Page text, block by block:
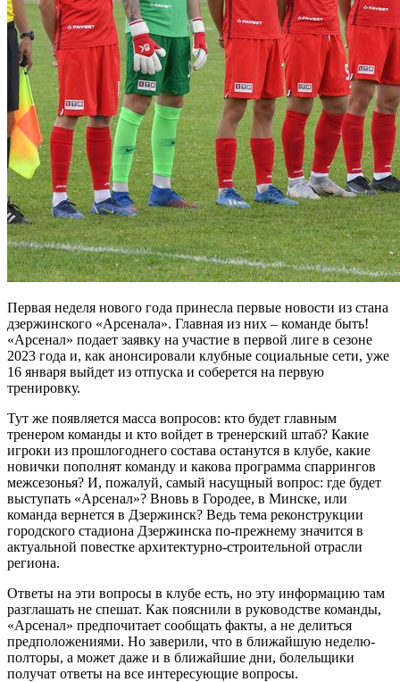
Первая неделя нового года принесла первые новости из стана
дзержинского «Арсенала». Главная из них – команде быть!
«Арсенал» подает заявку на участие в первой лиге в сезоне
2023 года и, как анонсировали клубные социальные сети, уже
16 января выйдет из отпуска и соберется на первую
тренировку.
Тут же появляется масса вопросов: кто будет главным
тренером команды и кто войдет в тренерский штаб? Какие
игроки из прошлогоднего состава останутся в клубе, какие
новички пополнят команду и какова программа спаррингов
межсезонья? И, пожалуй, самый насущный вопрос: где будет
выступать «Арсенал»? Вновь в Городее, в Минске, или
команда вернется в Дзержинск? Ведь тема реконструкции
городского стадиона Дзержинска по-прежнему значится в
актуальной повестке архитектурно-строительной отрасли
региона.
Ответы на эти вопросы в клубе есть, но эту информацию там
разглашать не спешат. Как пояснили в руководстве команды,
«Арсенал» предпочитает сообщать факты, а не делиться
предположениями. Но заверили, что в ближайшую неделю-
полторы, а может даже и в ближайшие дни, болельщики
получат ответы на все интересующие вопросы.